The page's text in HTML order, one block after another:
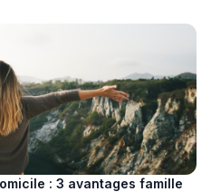
: 3 avantages famille